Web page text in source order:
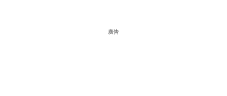
廣告